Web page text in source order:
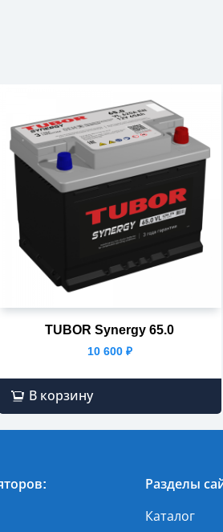
TUBOR Synergy 65.0
10 600 ₽
В корзину
Разделы
Каталог